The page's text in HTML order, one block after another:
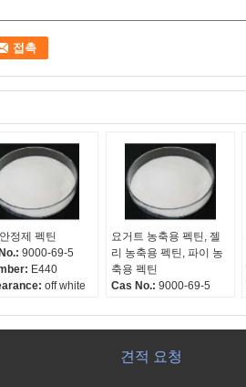
정제 펙틴
9000-69-5
E440
off white
요거트 농축용 펙틴, 젤
리 농축용 펙틴, 파이 농
축용 펙틴
Cas No.: 9000-69-5
Appearance:off white
견적 요청